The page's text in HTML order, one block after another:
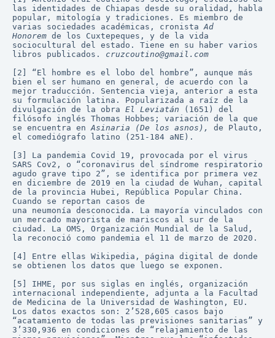
las identidades de Chiapas desde su oralidad, habla
popular, mitología y tradiciones. Es miembro de
varias sociedades académicas, cronista Ad
Honorem de los Cuxtepeques, y de la vida
sociocultural del estado. Tiene en su haber varios
libros publicados. cruzcoutino@gmail.com
[2] “El hombre es el lobo del hombre”, aunque más
bien el ser humano en general, de acuerdo con la
mejor traducción. Sentencia vieja, anterior a esta
su formulación latina. Popularizada a raíz de la
divulgación de la obra El Leviatán (1651) del
filósofo inglés Thomas Hobbes; variación de la que
se encuentra en Asinaria (De los asnos),
de Plauto,
el comediógrafo latino (251-184 aNE).
[3] La pandemia Covid 19, provocada por el virus
SARS Cov2, o “coronavirus del síndrome respiratorio
agudo grave tipo 2”, se identifica por primera vez
en diciembre de 2019 en la ciudad de Wuhan, capital
de la provincia Hubei, República Popular China.
Cuando se reportan casos de
una neumonía desconocida. La mayoría vinculados con
un mercado mayorista de mariscos al sur de la
ciudad.​ La OMS, Organización Mundial de la Salud,
la reconoció como pandemia el 11 de marzo de 2020. ​
[4] Entre ellas Wikipedia, página digital de donde
se obtienen los datos que luego se exponen.
[5] IHME, por sus siglas en inglés, organización
internacional independiente, adjunta a la Facultad
de Medicina de la Universidad de Washington, EU.
Los datos exactos son: 2’528,605 casos bajo
“acatamiento de todas las previsiones sanitarias” y
3’330,936 en condiciones de “relajamiento de las